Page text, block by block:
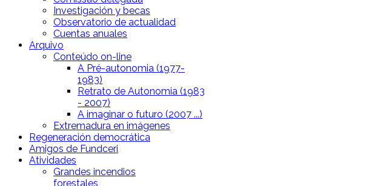
Investigación y becas
Observatorio de actualidad
Cuentas anuales
Arquivo
Conteúdo on-line
A Pré-autonomia (1977-
1983)
Retrato de Autonomia (1983
- 2007)
A imaginar o futuro (2007 ...)
Extremadura en imágenes
Regeneración democrática
Amigos de Fundceri
Atividades
Grandes incendios
forestales